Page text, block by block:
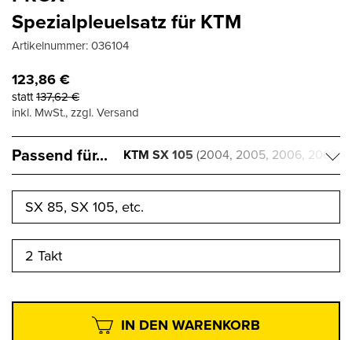
Spezialpleuelsatz für KTM
Artikelnummer:036104
123,86€
statt137,62€
inkl. MwSt., zzgl. Versand
Passend für... KTM SX 105 (2004, 2005, 2006, 2007,
2008, 2009, 2010, 2011)
SX 85, SX 105, etc.
2 Takt
IN DEN WARENKORB